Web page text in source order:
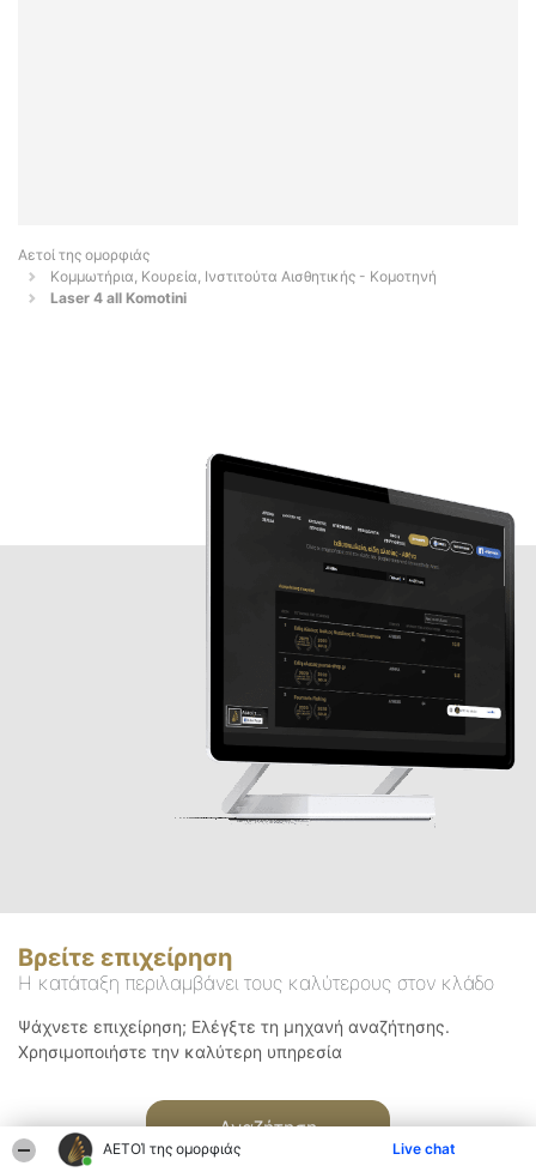
ΑΕΤΟΊ της ομορφιάς Live chat
Αετοί της ομορφιάς
Κομμωτήρια, Κουρεία, Ινστιτούτα Αισθητικής - Κομοτηνή
Laser 4 all Komotini
Βρείτε επιχείρηση
Η κατάταξη περιλαμβάνει τους καλύτερους στον κλάδο
Ψάχνετε επιχείρηση; Ελέγξτε τη μηχανή αναζήτησης.
Χρησιμοποιήστε την καλύτερη υπηρεσία
Αναζήτηση